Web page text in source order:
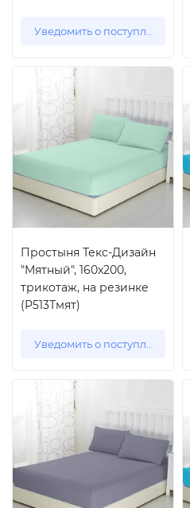
Уведомить о поступлении
Простыня Текс-Дизайн
"Мятный", 160x200,
трикотаж, на резинке
(Р513Тмят)
Уведомить о поступлении